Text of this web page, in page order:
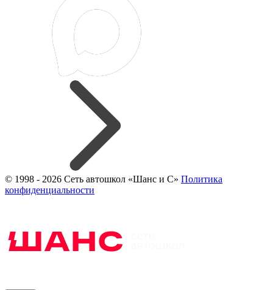
© 1998 - 2026 Сеть автошкол «Шанс и С» Политика
конфиденциальности